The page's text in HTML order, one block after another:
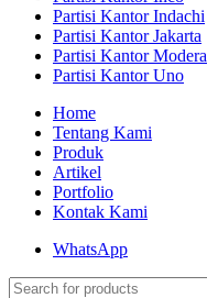
Partisi Kantor Indachi
Partisi Kantor Jakarta
Partisi Kantor Modera
Partisi Kantor Uno
Home
Tentang Kami
Produk
Artikel
Portfolio
Kontak Kami
WhatsApp